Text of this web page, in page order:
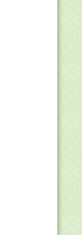
Kepala
Day, ISI
di
Bahtsul
( GURU
Saja